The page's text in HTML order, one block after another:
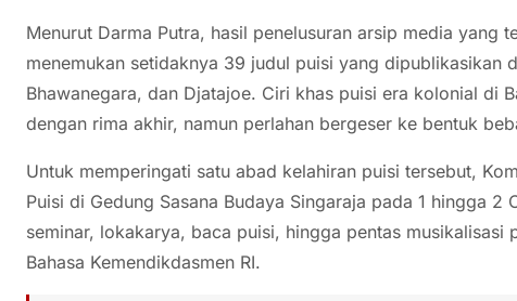
Menurut Darma Putra, hasil penelusuran arsip media yang
menemukan setidaknya 39 judul puisi yang dipublikasikan
Bhawanegara, dan Djatajoe. Ciri khas puisi era kolonial di
dengan rima akhir, namun perlahan bergeser ke bentuk
Untuk memperingati satu abad kelahiran puisi tersebut,
Puisi di Gedung Sasana Budaya Singaraja pada 1 hingga
seminar, lokakarya, baca puisi, hingga pentas musikalisasi
Bahasa Kemendikdasmen RI.